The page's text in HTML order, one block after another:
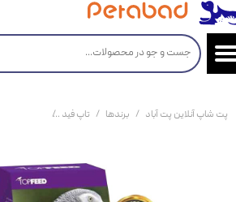
پت شاپ آنلاین پت آباد برندها تاپ ‌فید